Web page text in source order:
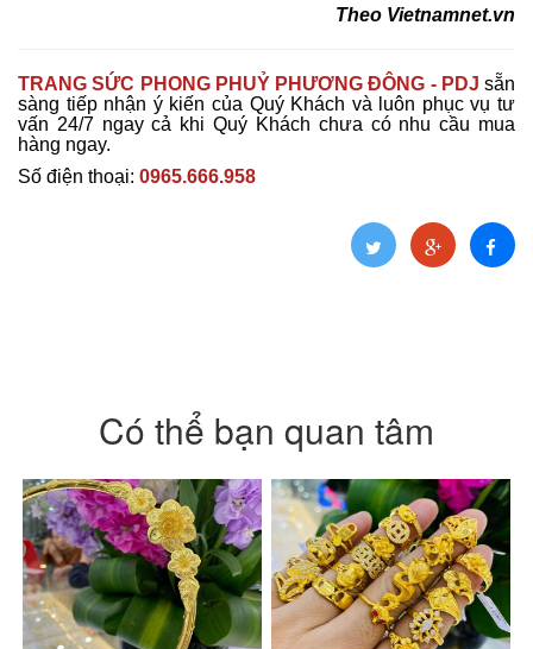
Theo Vietnamnet.vn
TRANG SỨC PHONG PHUỶ PHƯƠNG ĐÔNG - PDJ sẵn
sàng tiếp nhận ý kiến của Quý Khách và luôn phục vụ tư
vấn 24/7 ngay cả khi Quý Khách chưa có nhu cầu mua
hàng ngay.
Số điện thoại: 0965.666.958
Có thể bạn quan tâm